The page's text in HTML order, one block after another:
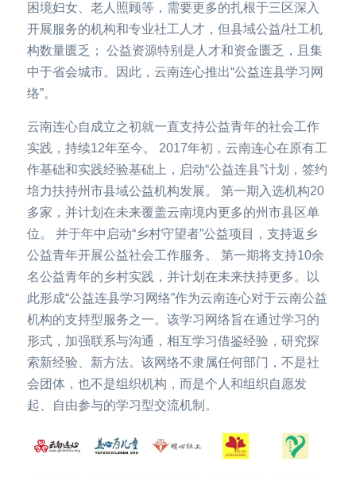
困境妇女、老人照顾等，需要更多的扎根于三区深入
开展服务的机构和专业社工人才，但县域公益/社工机
构数量匮乏； 公益资源特别是人才和资金匮乏，且集
中于省会城市。因此，云南连心推出“公益连县学习网
络”。
云南连心自成立之初就一直支持公益青年的社会工作
实践，持续12年至今。 2017年初，云南连心在原有工
作基础和实践经验基础上，启动“公益连县”计划，签约
培力扶持州市县域公益机构发展。 第一期入选机构20
多家，并计划在未来覆盖云南境内更多的州市县区单
位。 并于年中启动“乡村守望者”公益项目，支持返乡
公益青年开展公益社会工作服务。 第一期将支持10余
名公益青年的乡村实践，并计划在未来扶持更多。以
此形成“公益连县学习网络”作为云南连心对于云南公益
机构的支持型服务之一。该学习网络旨在通过学习的
形式，加强联系与沟通，相互学习借鉴经验，研究探
索新经验、新方法。该网络不隶属任何部门，不是社
会团体，也不是组织机构，而是个人和组织自愿发
起、自由参与的学习型交流机制。